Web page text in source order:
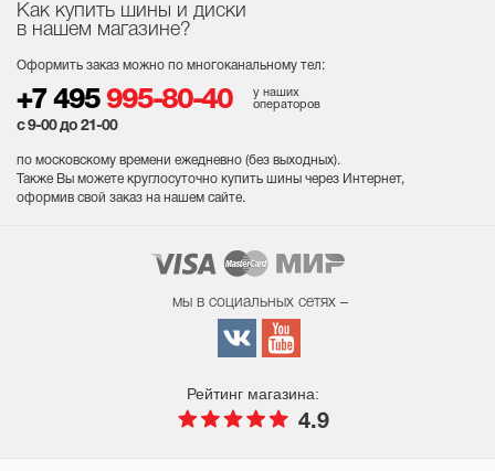
Как купить шины и диски
в нашем магазине?
Оформить заказ можно по многоканальному тел:
+7 495 995-80-40
у наших
операторов
с 9-00 до 21-00
по московскому времени ежедневно (без выходных).
Также Вы можете круглосуточно купить шины через Интернет,
оформив свой заказ на нашем сайте.
мы в социальных сетях –
Рейтинг магазина:
4.9